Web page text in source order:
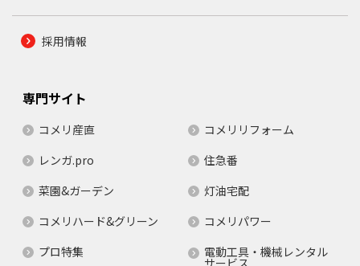
採用情報
専門サイト
コメリ産直
コメリリフォーム
レンガ.pro
住急番
菜園&ガーデン
灯油宅配
コメリハード&グリーン
コメリパワー
プロ特集
電動工具・機械レンタル